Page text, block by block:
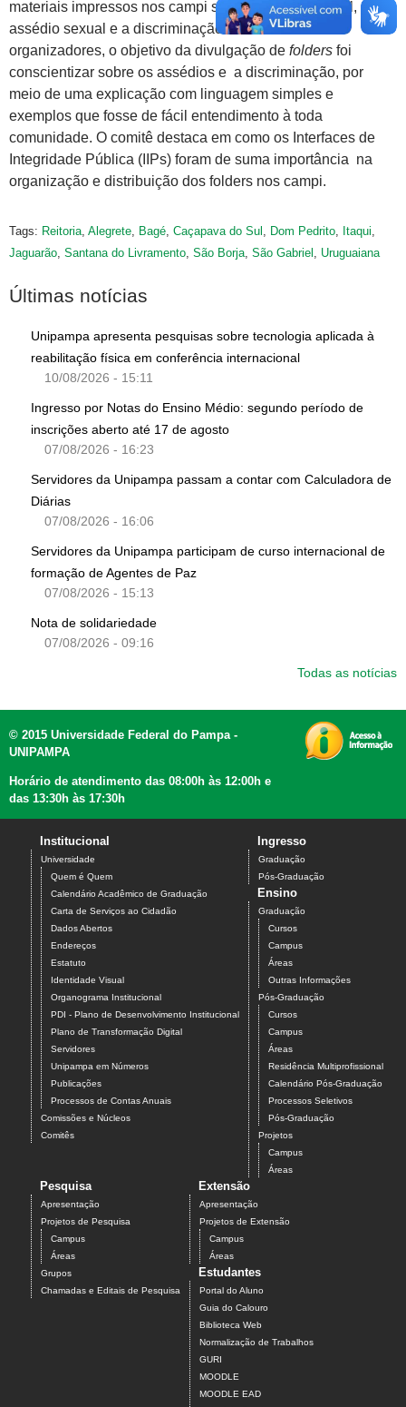
materiais impressos nos campi sobre o assédio moral, o
assédio sexual e a discriminação. Conforme os
organizadores, o objetivo da divulgação de folders foi
conscientizar sobre os assédios e a discriminação, por
meio de uma explicação com linguagem simples e
exemplos que fosse de fácil entendimento à toda
comunidade. O comitê destaca em como os Interfaces de
Integridade Pública (IIPs) foram de suma importância na
organização e distribuição dos folders nos campi.
Tags: Reitoria, Alegrete, Bagé, Caçapava do Sul , Dom Pedrito, Itaqui,
Jaguarão, Santana do Livramento, São Borja, São Gabriel , Uruguaiana
Últimas notícias
Unipampa apresenta pesquisas sobre tecnologia aplicada à
reabilitação física em conferência internacional
10/08/2026 - 15:11
Ingresso por Notas do Ensino Médio: segundo período de
inscrições aberto até 17 de agosto
07/08/2026 - 16:23
Servidores da Unipampa passam a contar com Calculadora de
Diárias
07/08/2026 - 16:06
Servidores da Unipampa participam de curso internacional de
formação de Agentes de Paz
07/08/2026 - 15:13
Nota de solidariedade
07/08/2026 - 09:16
Todas as notícias
© 2015 Universidade Federal do Pampa -
UNIPAMPA
Horário de atendimento das 08:00h às 12:00h e
das 13:30h às 17:30h
Institucional
Universidade
Quem é Quem
Calendário Acadêmico de Graduação
Carta de Serviços ao Cidadão
Dados Abertos
Endereços
Estatuto
Identidade Visual
Organograma Institucional
PDI - Plano de Desenvolvimento Institucional
Plano de Transformação Digital
Servidores
Unipampa em Números
Publicações
Processos de Contas Anuais
Comissões e Núcleos
Comitês
Ingresso
Graduação
Pós-Graduação
Ensino
Graduação
Cursos
Campus
Áreas
Outras Informações
Pós-Graduação
Cursos
Campus
Áreas
Residência Multiprofissional
Calendário Pós-Graduação
Processos Seletivos
Pós-Graduação
Projetos
Campus
Áreas
Pesquisa
Apresentação
Projetos de Pesquisa
Campus
Áreas
Grupos
Chamadas e Editais de Pesquisa
Extensão
Apresentação
Projetos de Extensão
Campus
Áreas
Estudantes
Portal do Aluno
Guia do Calouro
Biblioteca Web
Normalização de Trabalhos
GURI
MOODLE
MOODLE EAD